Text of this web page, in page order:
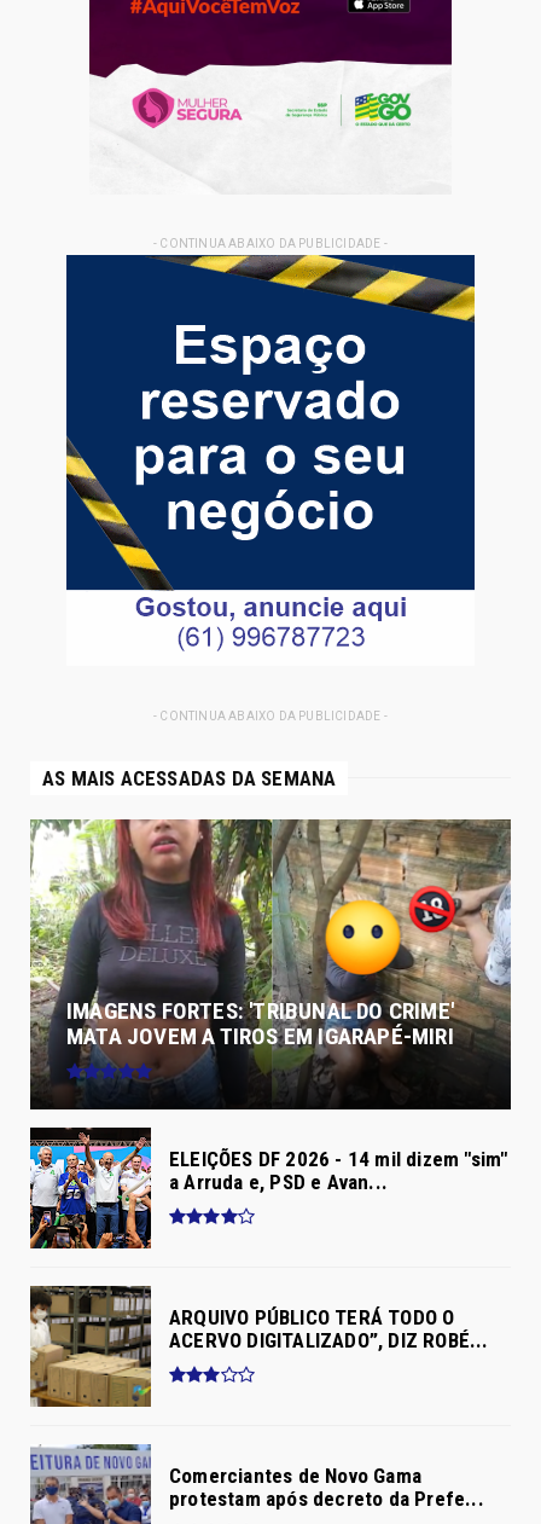
- CONTINUA ABAIXO DA PUBLICIDADE -
- CONTINUA ABAIXO DA PUBLICIDADE -
AS MAIS ACESSADAS DA SEMANA
IMAGENS FORTES: 'TRIBUNAL DO CRIME'
MATA JOVEM A TIROS EM IGARAPÉ-MIRI
ELEIÇÕES DF 2026 - 14 mil dizem "sim"
a Arruda e, PSD e Avan...
ARQUIVO PÚBLICO TERÁ TODO O
ACERVO DIGITALIZADO”, DIZ ROBÉ...
Comerciantes de Novo Gama
protestam após decreto da Prefe...